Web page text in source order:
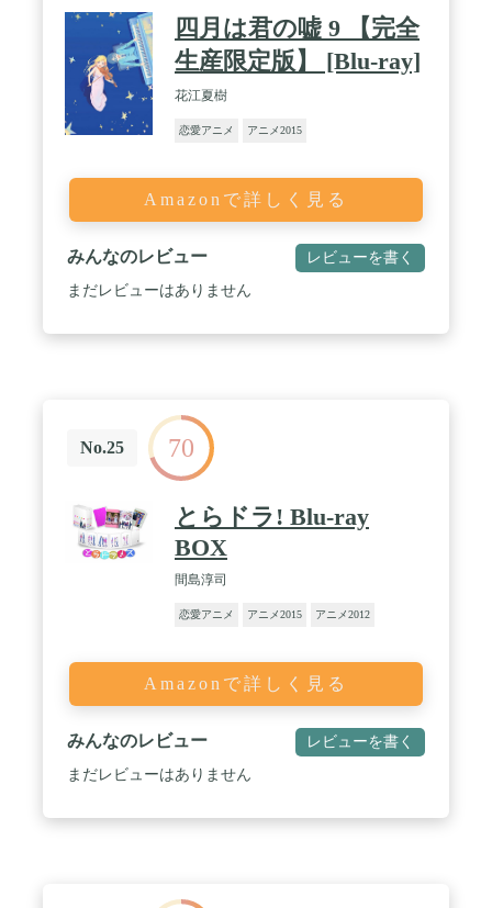
四月は君の嘘 9 【完全
生産限定版】 [Blu-ray]
花江夏樹
恋愛アニメ アニメ2015
Amazonで詳しく見る
みんなのレビュー レビューを書く
まだレビューはありません
No.25 70
とらドラ! Blu-ray
BOX
間島淳司
恋愛アニメ アニメ2015 アニメ2012
Amazonで詳しく見る
みんなのレビュー レビューを書く
まだレビューはありません